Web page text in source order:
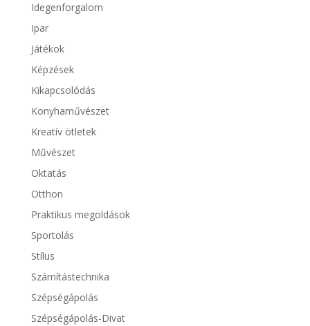
Idegenforgalom
Ipar
Játékok
Képzések
Kikapcsolódás
Konyhaművészet
Kreatív ötletek
Művészet
Oktatás
Otthon
Praktikus megoldások
Sportolás
Stílus
Számítástechnika
Szépségápolás
Szépségápolás-Divat